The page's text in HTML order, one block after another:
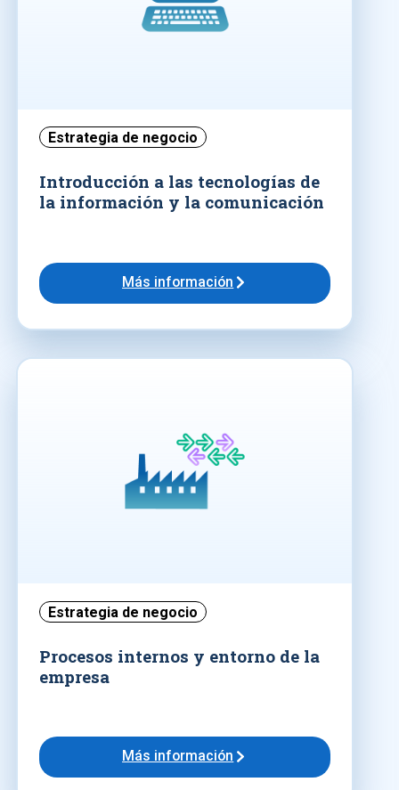
Estrategia de negocio
Introducción a las tecnologías de
la información y la comunicación
Más información
Estrategia de negocio
Procesos internos y entorno de la
empresa
Más información